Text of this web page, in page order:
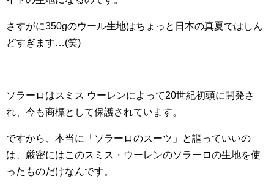
さすがに350gのウール生地はちょっと日本の真夏ではしん
どすぎます…(笑)
ソラーロはスミス ウーレンによって20世紀初頭に開発さ
れ、今も商標として保護されています。
ですから、本当に「ソラーロのスーツ」と謳っていいの
は、厳密にはこのスミス・ウーレンのソラーロの生地を使
ったものだけなんです。